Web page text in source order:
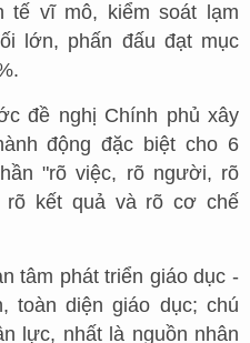
tế vĩ mô, kiểm soát lạm
lớn, phấn đấu đạt mục
đề nghị Chính phủ xây
động đặc biệt cho 6
"rõ việc, rõ người, rõ
rõ kết quả và rõ cơ chế
tâm phát triển giáo dục -
toàn diện giáo dục; chú
lực, nhất là nguồn nhân